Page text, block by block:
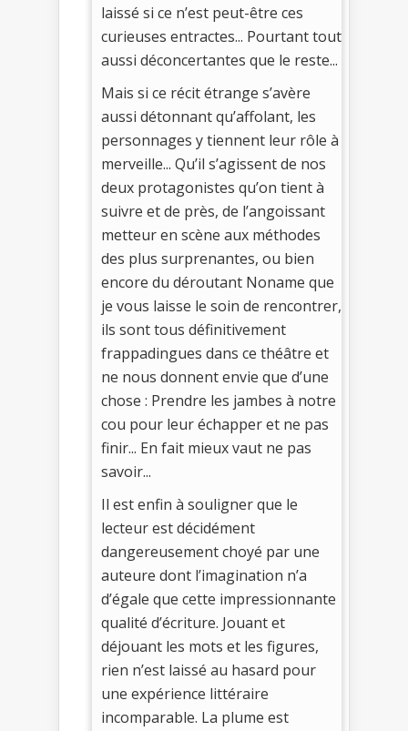
laissé si ce n’est peut-être ces
curieuses entractes... Pourtant tout
aussi déconcertantes que le reste...
Mais si ce récit étrange s’avère
aussi détonnant qu’affolant, les
personnages y tiennent leur rôle à
merveille... Qu’il s’agissent de nos
deux protagonistes qu’on tient à
suivre et de près, de l’angoissant
metteur en scène aux méthodes
des plus surprenantes, ou bien
encore du déroutant Noname que
je vous laisse le soin de rencontrer,
ils sont tous définitivement
frappadingues dans ce théâtre et
ne nous donnent envie que d’une
chose : Prendre les jambes à notre
cou pour leur échapper et ne pas
finir... En fait mieux vaut ne pas
savoir...
Il est enfin à souligner que le
lecteur est décidément
dangereusement choyé par une
auteure dont l’imagination n’a
d’égale que cette impressionnante
qualité d’écriture. Jouant et
déjouant les mots et les figures,
rien n’est laissé au hasard pour
une expérience littéraire
incomparable. La plume est